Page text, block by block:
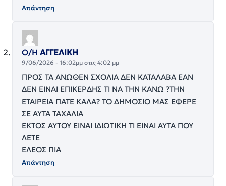
Απάντηση
Ο/Η ΑΓΓΕΛΙΚΗ
9/06/2026 - 16:02μμ στις 4:02 μμ
ΠΡΟΣ ΤΑ ΑΝΩΘΕΝ ΣΧΟΛΙΑ ΔΕΝ ΚΑΤΑΛΑΒΑ ΕΑΝ
ΔΕΝ ΕΙΝΑΙ ΕΠΙΚΕΡΔΗΣ ΤΙ ΝΑ ΤΗΝ ΚΑΝΩ ?ΤΗΝ
ΕΤΑΙΡΕΙΑ ΠΑΤΕ ΚΑΛΑ? ΤΟ ΔΗΜΟΣΙΟ ΜΑΣ ΕΦΕΡΕ
ΣΕ ΑΥΤΑ ΤΑΧΑΛΙΑ
ΕΚΤΟΣ ΑΥΤΟΥ ΕΙΝΑΙ ΙΔΙΩΤΙΚΗ ΤΙ ΕΙΝΑΙ ΑΥΤΑ ΠΟΥ
ΛΕΤΕ
ΕΛΕΟΣ ΠΙΑ
Απάντηση